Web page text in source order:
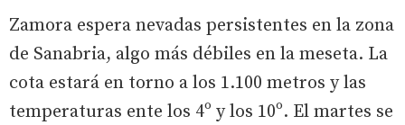
Zamora espera nevadas persistentes en la zona
de Sanabria, algo más débiles en la meseta. La
cota estará en torno a los 1.100 metros y las
temperaturas ente los 4º y los 10º. El martes se